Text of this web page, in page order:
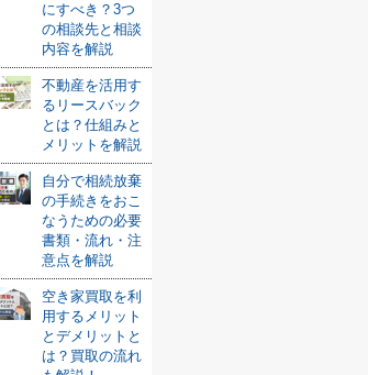
にすべき？3つ
の相談先と相談
内容を解説
不動産を活用す
るリースバック
とは？仕組みと
メリットを解説
自分で相続放棄
の手続きをおこ
なうための必要
書類・流れ・注
意点を解説
空き家買取を利
用するメリット
とデメリットと
は？買取の流れ